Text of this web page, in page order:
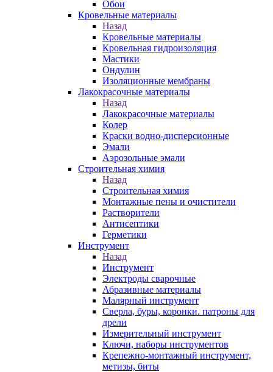
Обои
Кровельные материалы
Назад
Кровельные материалы
Кровельная гидроизоляция
Мастики
Ондулин
Изоляционные мембраны
Лакокрасочные материалы
Назад
Лакокрасочные материалы
Колер
Краски водно-дисперсионные
Эмали
Аэрозольные эмали
Строительная химия
Назад
Строительная химия
Монтажные пены и очистители
Растворители
Антисептики
Герметики
Инструмент
Назад
Инструмент
Электроды сварочные
Абразивные материалы
Малярный инструмент
Сверла, буры, коронки. патроны для
дрели
Измерительный инструмент
Ключи, наборы инструментов
Крепежно-монтажный инструмент,
метизы, биты